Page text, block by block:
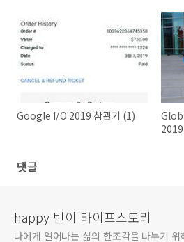
Google I/O 2019 참관기 (1)
댓글
happy 빈이 라이프스토리
나에게 일어나는 삶의 한조각을 나누기 위